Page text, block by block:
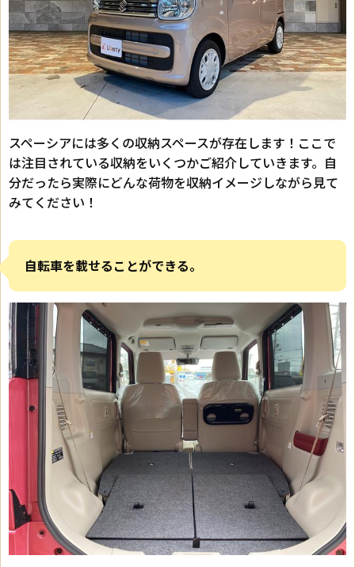
スペーシアには多くの収納スペースが存在します！ここで
は注目されている収納をいくつかご紹介していきます。自
分だったら実際にどんな荷物を収納イメージしながら見て
みてください！
自転車を載せることができる。